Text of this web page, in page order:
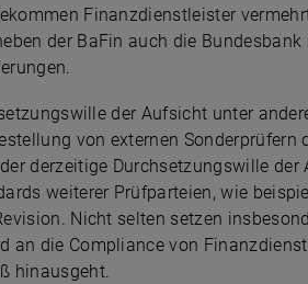
Finanzdienstleister
der BaFin auch die
der Aufsicht unter
von externen Sonderprüfern
derzeitige Durchsetzungswille der
weiterer Prüfparteien, wie
Nicht selten setzen
an die Compliance von
hinausgeht.